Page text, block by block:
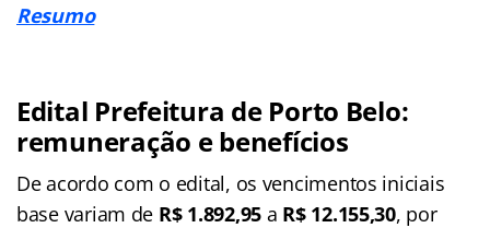
Resumo
Edital Prefeitura de Porto Belo:
remuneração e benefícios
De acordo com o edital, os vencimentos iniciais
base variam de R$ 1.892,95a R$ 12.155,30, por